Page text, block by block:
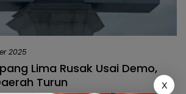
2025
Lima Rusak Usai Demo,
Turun
X